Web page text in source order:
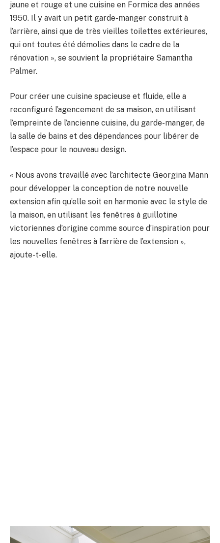
jaune et rouge et une cuisine en Formica des années
1950. Il y avait un petit garde-manger construit à
l’arrière, ainsi que de très vieilles toilettes extérieures,
qui ont toutes été démolies dans le cadre de la
rénovation », se souvient la propriétaire Samantha
Palmer.
Pour créer une cuisine spacieuse et fluide, elle a
reconfiguré l’agencement de sa maison, en utilisant
l’empreinte de l’ancienne cuisine, du garde-manger, de
la salle de bains et des dépendances pour libérer de
l’espace pour le nouveau design.
« Nous avons travaillé avec l’architecte Georgina Mann
pour développer la conception de notre nouvelle
extension afin qu’elle soit en harmonie avec le style de
la maison, en utilisant les fenêtres à guillotine
victoriennes d’origine comme source d’inspiration pour
les nouvelles fenêtres à l’arrière de l’extension »,
ajoute-t-elle.